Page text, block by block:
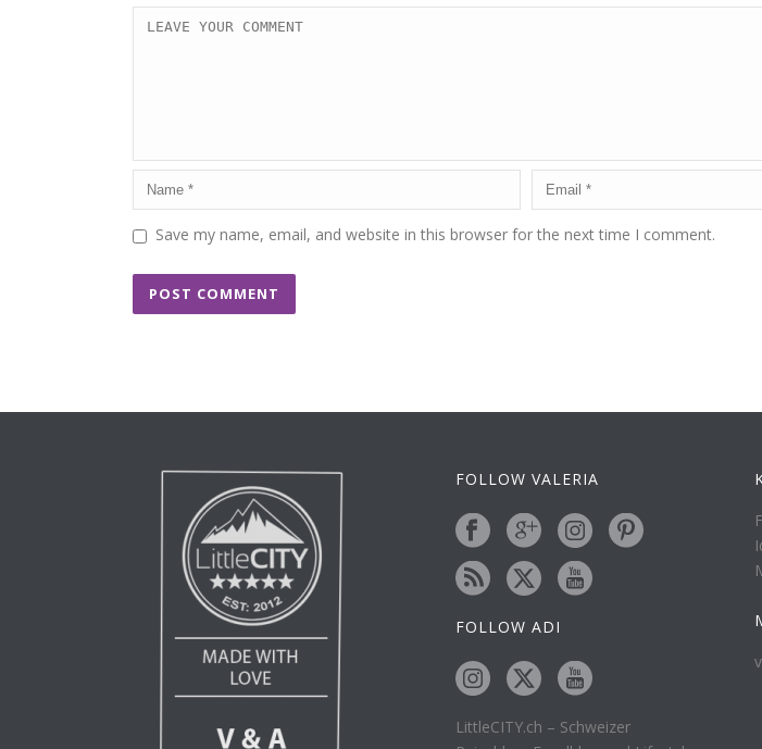
Save my name, email, and website in this browser for the next time I comment.
FOLLOW VALERIA
FOLLOW ADI
LittleCITY.ch – Schweizer